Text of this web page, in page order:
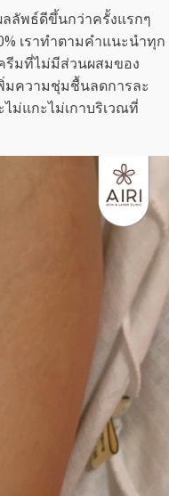
ลลัพธ์ดีขึ้นกว่าครั้งแรกๆ
เราทำตามคำแนะนำทุก
รีมที่ไม่มีส่วนผสมของ
มความชุ่มชื้นลดการละ
ม่แกะไม่เกาบริเวณที่